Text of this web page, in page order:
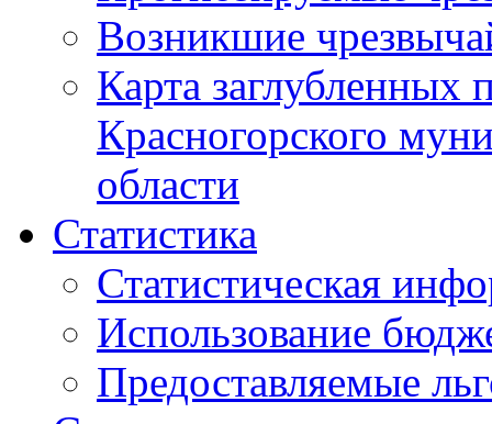
Возникшие
Карта
Красногорского
области
Статистика
Статистическая
Использование
Предоставляемые